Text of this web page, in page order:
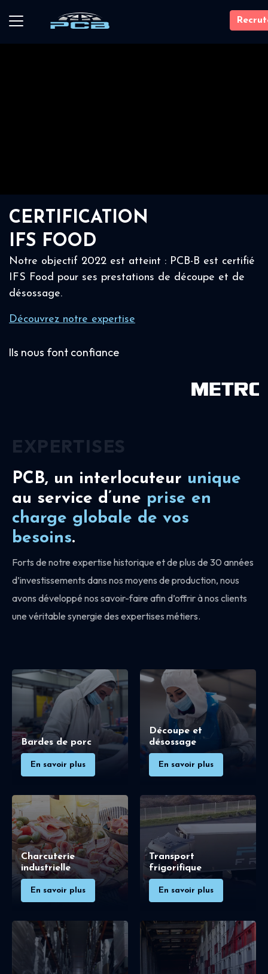
CERTIFICATION
IFS FOOD
Notre objectif 2022 est atteint : PCB-B est certifié
IFS Food pour ses prestations de découpe et de
désossage.
Découvrez notre expertise
Ils nous font confiance
PCB, un interlocuteur unique
au service d’une prise en
charge globale de vos
besoins.
Forts de notre expertise historique et de plus de 30 années
d’investissements dans nos moyens de production, nous
avons développé nos savoir-faire afin d’offrir à nos clients
une véritable synergie des expertises métiers.
EXPERTISES
Bardes de porc
En savoir plus
Découpe et
désossage
En savoir plus
Charcuterie
industrielle
En savoir plus
Transport
frigorifique
En savoir plus